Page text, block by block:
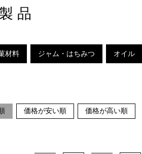
品
材料 ジャム・はちみつ オイル
価格が安い順 価格が高い順